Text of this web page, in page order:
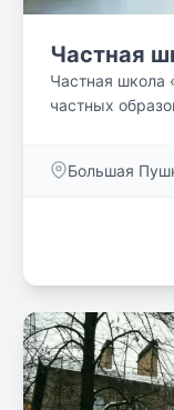
Частная
Частная школа
частных
для обучения,
Большая